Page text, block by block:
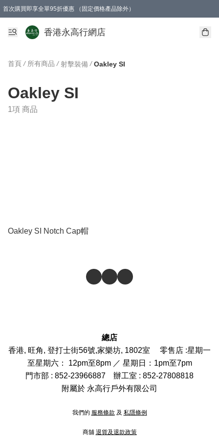
首次購買即享全單95折優惠 （固定價格產品除外）
澳門地區購物滿$800免運費
香港地區購物滿$600免運費
購買滿HK$1000即可免費獲得一個GEARLEX Small Ear Carabiner 2.0 扣環（贈品
香港永高行網店
首頁 / 所有商品 / 射擊裝備 / Oakley SI
Oakley SI
1項 商品
Oakley SI Notch Cap帽
總店
香港, 旺角, 登打士街56號,家樂坊, 1802室 零售店 :星期一
至星期六： 12pm至8pm ／ 星期日：1pm至7pm
門市部 : 852-23966887 辦工室 : 852-27808818
附屬於 永高行戶外有限公司
我們的 服務條款 及 私隱條例
商舖 退貨及退款政策